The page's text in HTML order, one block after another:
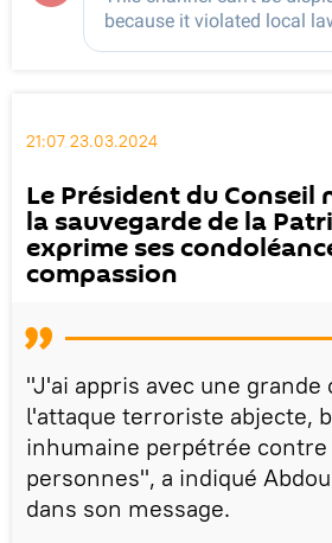
21:07 23.03.2024
Le Président du
la sauvegarde de la
exprime ses
compassion
"J'ai appris avec une
l'attaque terroriste abjecte,
inhumaine perpétrée
personnes", a indiqué
dans son message.